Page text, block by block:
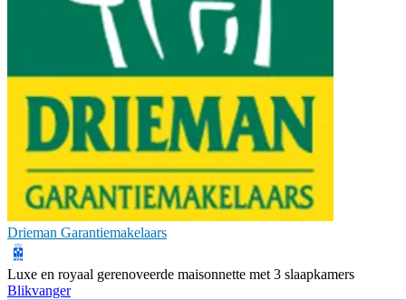
Drieman Garantiemakelaars
Luxe en royaal gerenoveerde maisonnette met 3 slaapkamers
Blikvanger